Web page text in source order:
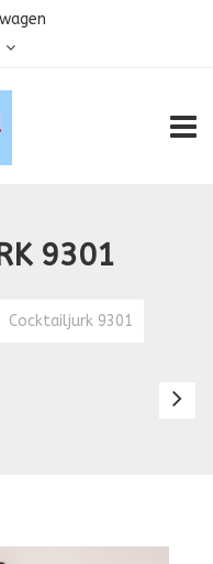
9301
Cocktailjurk 9301